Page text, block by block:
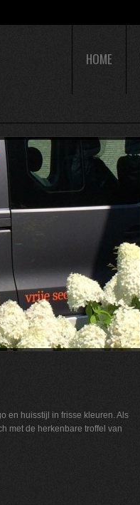
HOME
en huisstijl in frisse kleuren. Als
met de herkenbare troffel van